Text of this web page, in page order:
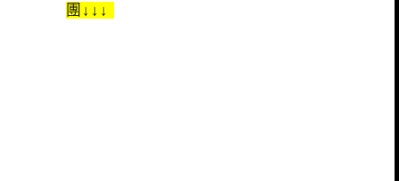
團↓↓↓